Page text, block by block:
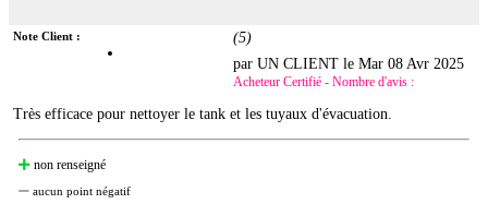
Note Client : (5)
par UN CLIENT leMar 08 Avr 2025
Acheteur Certifié - Nombre d'avis :
Très efficace pour nettoyer le tank et les tuyaux d'évacuation.
non renseigné
aucun point négatif